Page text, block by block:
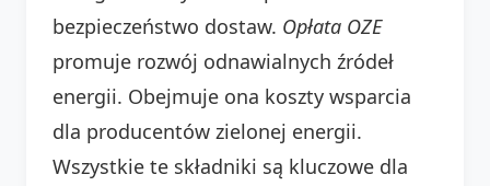
bezpieczeństwo dostaw. Opłata OZE
promuje rozwój odnawialnych źródeł
energii. Obejmuje ona koszty wsparcia
dla producentów zielonej energii.
Wszystkie te składniki są kluczowe dla